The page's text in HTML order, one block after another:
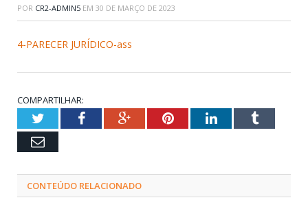
POR CR2-ADMIN5 EM 30 DE MARÇO DE 2023
4-PARECER JURÍDICO-ass
COMPARTILHAR:
TwitterFacebookGoogle+PinterestLinkedInTumblr
Email
CONTEÚDO RELACIONADO